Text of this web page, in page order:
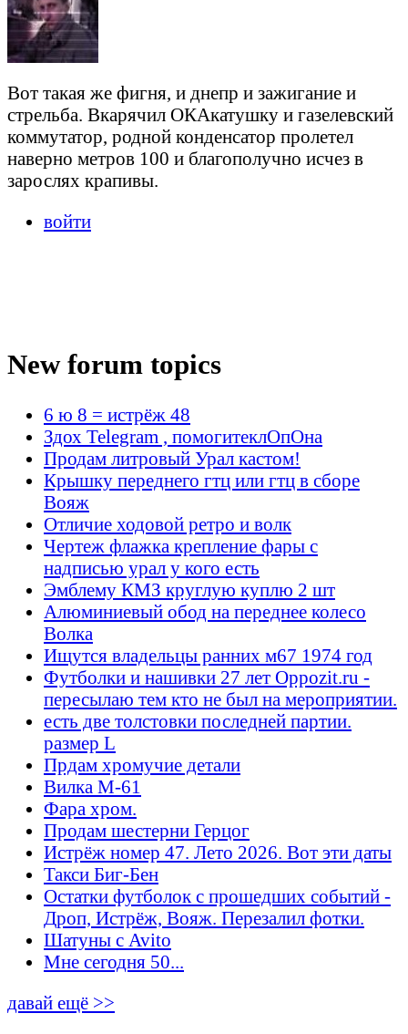
Вот такая же фигня, и днепр и зажигание и
стрельба. Вкарячил ОКАкатушку и газелевский
коммутатор, родной конденсатор пролетел
наверно метров 100 и благополучно исчез в
зарослях крапивы.
войти
New forum topics
6 ю 8 = истрёж 48
Здох Telegram , помогитеклОпОна
Продам литровый Урал кастом!
Крышку переднего гтц или гтц в сборе
Вояж
Отличие ходовой ретро и волк
Чертеж флажка крепление фары с
надписью урал у кого есть
Эмблему КМЗ круглую куплю 2 шт
Алюминиевый обод на переднее колесо
Волка
Ищутся владельцы ранних м67 1974 год
Футболки и нашивки 27 лет Oppozit.ru -
пересылаю тем кто не был на мероприятии.
есть две толстовки последней партии.
размер L
Прдам хромучие детали
Вилка М-61
Фара хром.
Продам шестерни Герцог
Истрёж номер 47. Лето 2026. Вот эти даты
Такси Биг-Бен
Остатки футболок с прошедших событий -
Дроп, Истрёж, Вояж. Перезалил фотки.
Шатуны с Avito
Мне сегодня 50...
давай ещё >>